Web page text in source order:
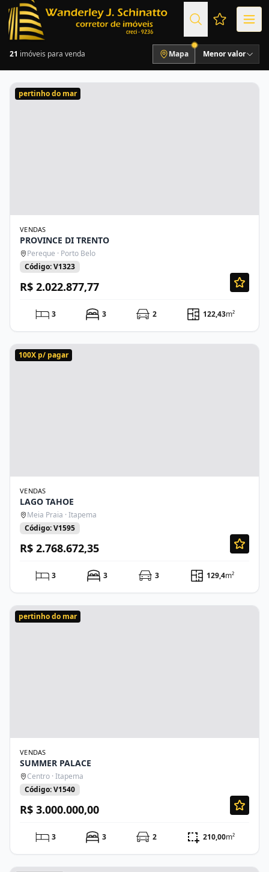
Favoritos
21 imóveis para venda Mapa Menor valor
pertinho do mar
VENDAS
PROVINCE DI TRENTO
Pereque · Porto Belo
Código: V1323
R$ 2.022.877,77
3 3 2 122,43m²
100X p/ pagar
VENDAS
LAGO TAHOE
Meia Praia · Itapema
Código: V1595
R$ 2.768.672,35
3 3 3 129,4m²
pertinho do mar
VENDAS
SUMMER PALACE
Centro · Itapema
Código: V1540
R$ 3.000.000,00
3 3 2 210,00m²